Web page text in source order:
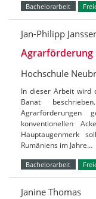
Bachelorarbeit
Jan-Philipp
Agrarförderung
Hochschule
In dieser Arbeit wird
Banat
konventionellen
Hauptaugenmerk
Rumäniens im Jahre…
Bachelorarbeit
Janine Thomas